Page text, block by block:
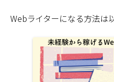
Webライターになる方法は